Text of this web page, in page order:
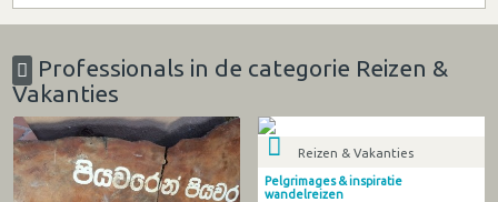
Professionals in de categorie Reizen &
Vakanties
Reizen & Vakanties
Pelgrimages & inspiratie
wandelreizen